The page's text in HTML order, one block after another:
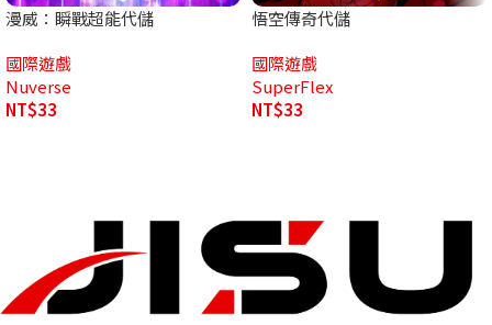
漫威：瞬戰超能代儲
國際遊戲
Nuverse
NT$33
悟空傳奇代儲
國際遊戲
SuperFlex
NT$33